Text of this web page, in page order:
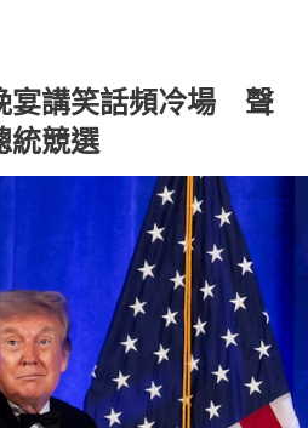
宴講笑話頻冷場 聲
統競選